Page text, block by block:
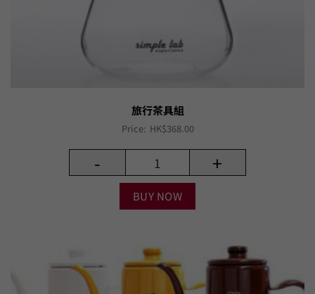
旅行茶具組
Price: HK$368.00
- +
BUY NOW